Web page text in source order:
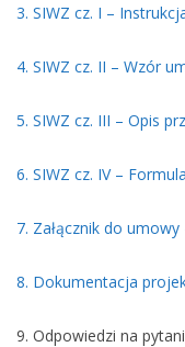
3. SIWZ cz. I –
4. SIWZ cz. II – Wzór
5. SIWZ cz. III – Opis
6. SIWZ cz. IV –
7. Załącznik do
8. Dokumentacja
9. Odpowiedzi na